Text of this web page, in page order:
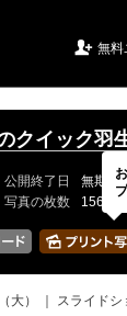
 無料
クイック羽
公開終了日 無期限
写真の枚数 156 /
大）
スライドシ